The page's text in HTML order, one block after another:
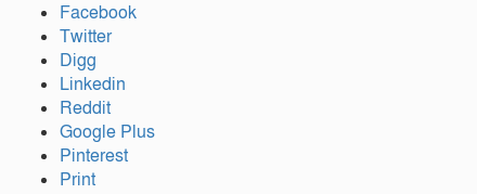
Facebook
Twitter
Digg
Linkedin
Reddit
Google Plus
Pinterest
Print